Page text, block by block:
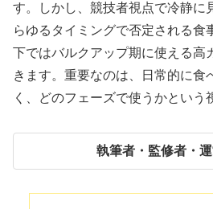
す。しかし、競技者視点で冷静に
らゆるタイミングで否定される食
下ではバルクアップ期に使える高
きます。重要なのは、日常的に食
く、どのフェーズで使うかという
執筆者・監修者・